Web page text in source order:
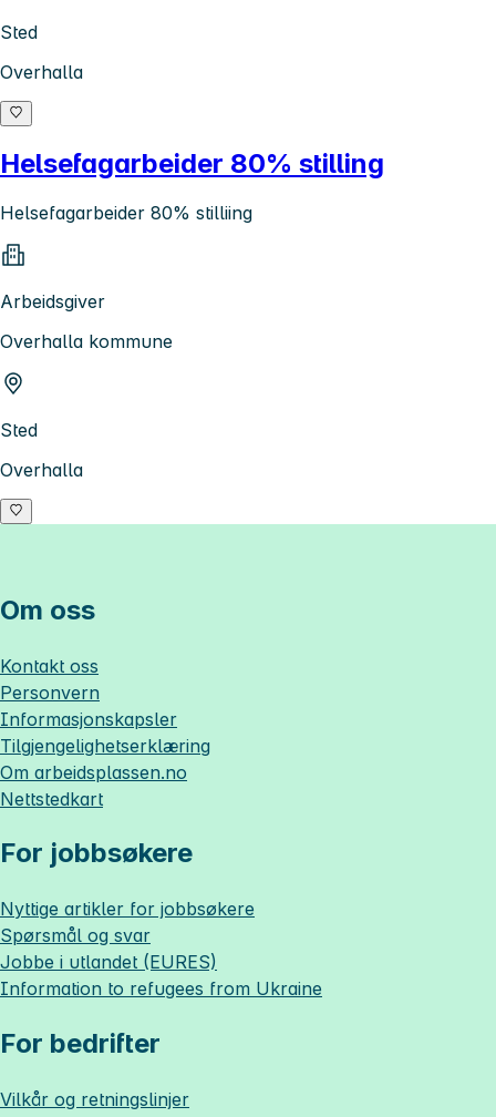
Sted
Overhalla
Helsefagarbeider 80% stilling
Helsefagarbeider 80% stilliing
Arbeidsgiver
Overhalla kommune
Sted
Overhalla
Om oss
Kontakt oss
Personvern
Informasjonskapsler
Tilgjengelighetserklæring
Om arbeidsplassen.no
Nettstedkart
For jobbsøkere
Nyttige artikler for jobbsøkere
Spørsmål og svar
Jobbe i utlandet (EURES)
Information to refugees from Ukraine
For bedrifter
Vilkår og retningslinjer